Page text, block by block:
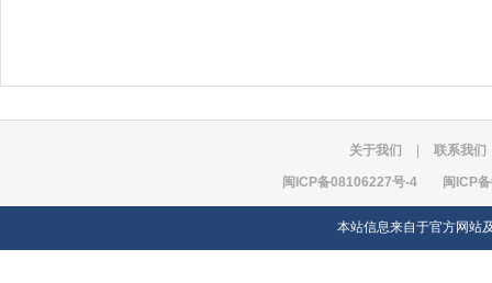
关于我们 联系我们
闽ICP备08106227号-4 闽ICP
本站信息来自于官方网站